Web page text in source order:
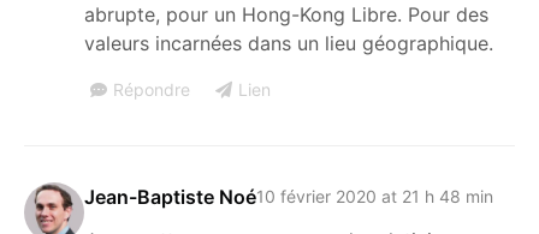
abrupte, pour un Hong-Kong Libre. Pour des
valeurs incarnées dans un lieu géographique.
Répondre Lien
Jean-Baptiste Noé10 février 2020 at 21 h 48 min